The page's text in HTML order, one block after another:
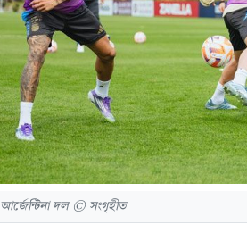
আর্জেন্টিনা দল © সংগৃহীত